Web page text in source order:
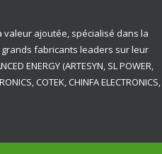
ajoutée, spécialisé dans la
fabricants leaders sur leur
ENERGY (ARTESYN, SL POWER,
COTEK, CHINFA ELECTRONICS,